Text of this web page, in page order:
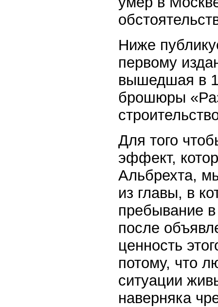
Ниже
первому
вышедшая в
брошюры
Для того
эффект,
Альбрехта,
из главы, в
пребывание
после
ценность
потому, что
ситуации
наверняка